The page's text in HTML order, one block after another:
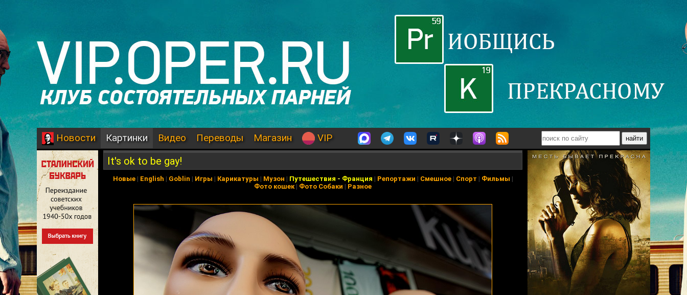
Новости Картинки Видео Переводы Магазин VIP
It's ok to be gay!
Новые| English | Goblin | Игры | Карикатуры | Музон | Путешествия - Франция | Репортажи | Смешное| Спорт | Фильмы |
Фото кошек| Фото Собаки | Разное